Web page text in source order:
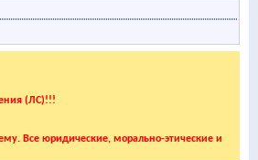
(ЛС)!!!
Все юридические, морально-этические и